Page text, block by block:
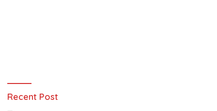
Recent Post